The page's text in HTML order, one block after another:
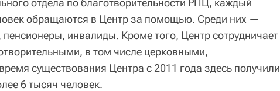
отдела по благотворительности РПЦ, каждый
обращаются в Центр за помощью. Среди них —
инвалиды. Кроме того, Центр сотрудничает
в том числе церковными,
существования Центра с 2011 года здесь получили
6 тысяч человек.